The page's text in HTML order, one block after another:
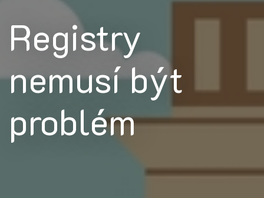
Registry
nemusí být
problém